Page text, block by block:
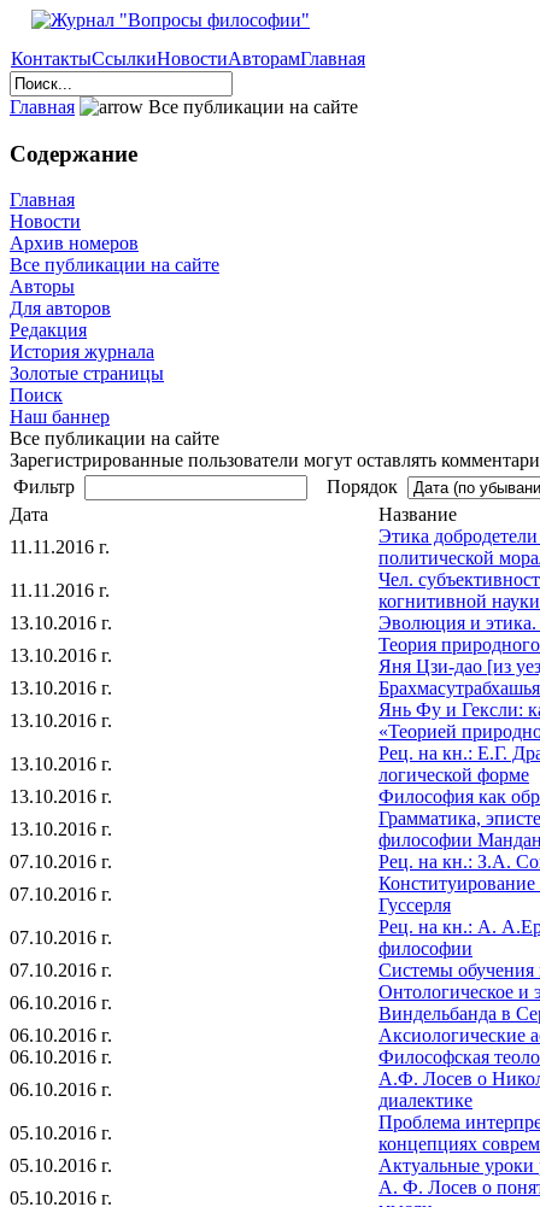
КонтактыСсылкиНовостиАвторамГлавная
Главная Все публикации на сайте
Содержание
Главная
Новости
Архив номеров
Все публикации на сайте
Авторы
Для авторов
Редакция
История журнала
Золотые страницы
Поиск
Наш баннер
Все публикации на сайте
Зарегистрированные пользователи могут оставлять
Фильтр
Порядок
Дата
Название
11.11.2016 г.
Этика
политической
11.11.2016 г.
Чел.
когнитивной
13.10.2016 г.
Эволюция и
13.10.2016 г.
Теория
Яня Цзи-дао [из
13.10.2016 г.
13.10.2016 г.
Янь Фу и Гексли:
«Теорией
13.10.2016 г.
Рец. на кн.: E.Г.
логической форме
13.10.2016 г.
Философия как
13.10.2016 г.
Грамматика,
философии
07.10.2016 г.
Рец. на кн.: З.А.
07.10.2016 г.
Гуссерля
07.10.2016 г.
Рец. на кн.: А.
философии
07.10.2016 г.
Системы
06.10.2016 г.
Онтологическое и
Виндельбанда в
06.10.2016 г.
Аксиологические
06.10.2016 г.
Философская
06.10.2016 г.
А.Ф. Лосев о
диалектике
05.10.2016 г.
Проблема
концепциях
05.10.2016 г.
Актуальные уроки
05.10.2016 г.
А. Ф. Лосев о